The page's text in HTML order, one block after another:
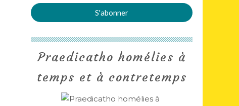
Praedicatho homélies à
temps et à contretemps